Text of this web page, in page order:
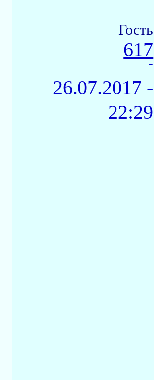
Гость
617
-
26.07.2017 -
22:29